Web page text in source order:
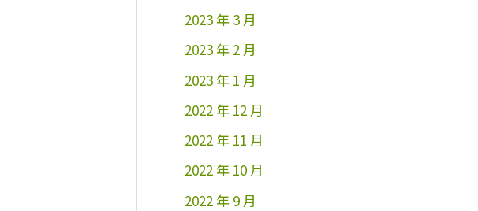
2023 年 3 月
2023 年 2 月
2023 年 1 月
2022 年 12 月
2022 年 11 月
2022 年 10 月
2022 年 9 月